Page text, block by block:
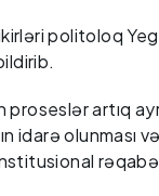
politoloq
artıq
idarə olunması